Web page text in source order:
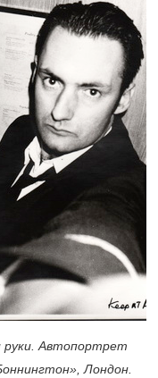
руки. Автопортрет
Лондон.